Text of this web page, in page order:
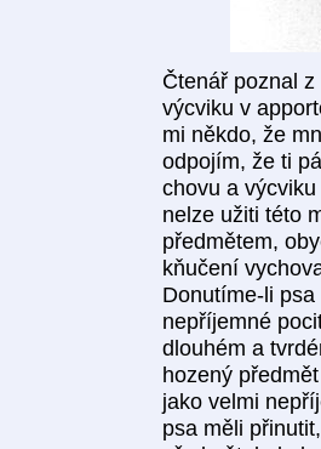
Čtenář poznal
výcviku v
mi někdo, že
odpojím, že ti
chovu a
nelze užiti této
předmětem,
kňučení
Donutíme-li
nepříjemné
dlouhém a
hozený
jako velmi
psa měli